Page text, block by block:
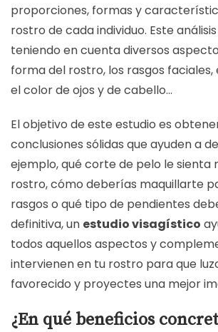
proporciones, formas y
rostro de cada individuo. Este
teniendo en cuenta diversos
forma del rostro, los rasgos faciales,
el color de ojos y de cabello…
El objetivo de este estudio es
conclusiones sólidas que ayuden a
ejemplo, qué corte de pelo le sienta
rostro, cómo deberías maquillarte
rasgos o qué tipo de pendientes
definitiva, un estudio visagístico
todos aquellos aspectos y
intervienen en tu rostro para que
favorecido y proyectes una mejor
¿En qué beneficios